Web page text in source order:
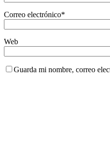
Correo electrónico*
Web
Guarda mi nombre, correo